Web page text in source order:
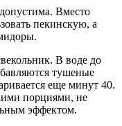
Вместо
пекинскую, а
В воде до
тушеные
еще минут 40.
порциями, не
эффектом.